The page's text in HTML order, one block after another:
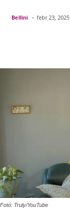
Bellini - febr 23, 2025
Fotó: Truly/YouTube